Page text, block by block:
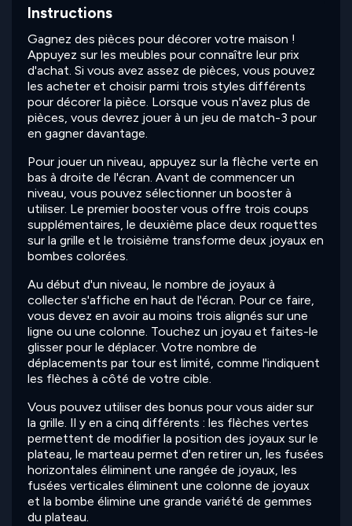
Instructions
Gagnez des pièces pour décorer votre maison !
Appuyez sur les meubles pour connaître leur prix
d'achat. Si vous avez assez de pièces, vous pouvez
les acheter et choisir parmi trois styles différents
pour décorer la pièce. Lorsque vous n'avez plus de
pièces, vous devrez jouer à un jeu de match-3 pour
en gagner davantage.
Pour jouer un niveau, appuyez sur la flèche verte en
bas à droite de l'écran. Avant de commencer un
niveau, vous pouvez sélectionner un booster à
utiliser. Le premier booster vous offre trois coups
supplémentaires, le deuxième place deux roquettes
sur la grille et le troisième transforme deux joyaux en
bombes colorées.
Au début d'un niveau, le nombre de joyaux à
collecter s'affiche en haut de l'écran. Pour ce faire,
vous devez en avoir au moins trois alignés sur une
ligne ou une colonne. Touchez un joyau et faites-le
glisser pour le déplacer. Votre nombre de
déplacements par tour est limité, comme l'indiquent
les flèches à côté de votre cible.
Vous pouvez utiliser des bonus pour vous aider sur
la grille. Il y en a cinq différents : les flèches vertes
permettent de modifier la position des joyaux sur le
plateau, le marteau permet d'en retirer un, les fusées
horizontales éliminent une rangée de joyaux, les
fusées verticales éliminent une colonne de joyaux
et la bombe élimine une grande variété de gemmes
du plateau.